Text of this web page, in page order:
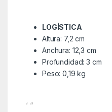
LOGÍSTICA
Altura: 7,2 cm
Anchura: 12,3 cm
Profundidad: 3 cm
Peso: 0,19 kg
‘ “